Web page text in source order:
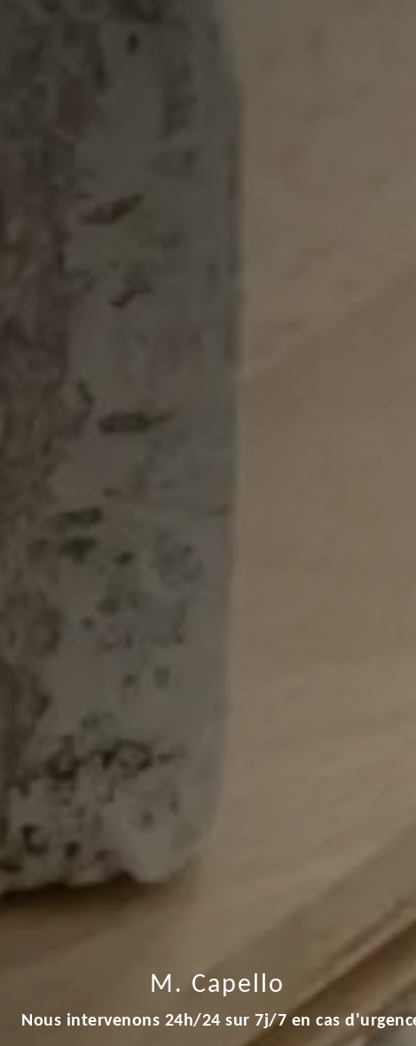
M. Capello
Nous intervenons 24h/24 sur 7j/7 en cas